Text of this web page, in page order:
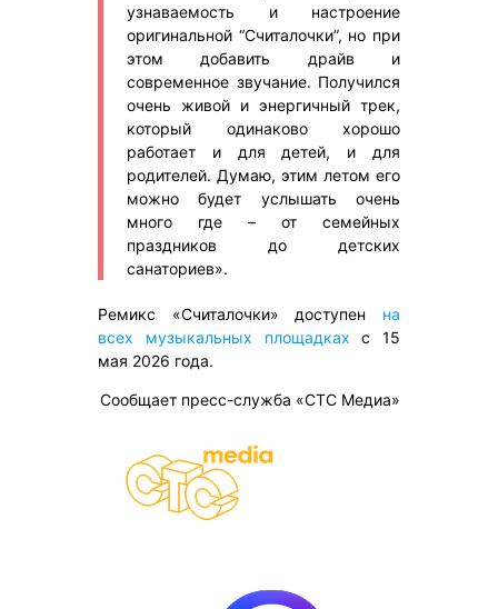
узнаваемость и настроение
оригинальной “Считалочки”, но при
этом добавить драйв и
современное звучание. Получился
очень живой и энергичный трек,
который одинаково хорошо
работает и для детей, и для
родителей. Думаю, этим летом его
можно будет услышать очень
много где – от семейных
праздников до детских
санаториев».
Ремикс «Считалочки» доступен на
всех музыкальных площадках с 15
мая 2026 года.
Сообщает пресс-служба «СТС Медиа»